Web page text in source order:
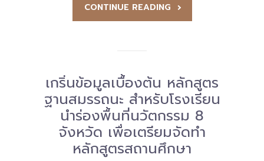
CONTINUE READING
เกริ่นข้อมูลเบื้องต้น หลักสูตร
ฐานสมรรถนะ สำหรับโรงเรียน
นำร่องพื้นที่นวัตกรรม 8
จังหวัด เพื่อเตรียมจัดทำ
หลักสูตรสถานศึกษา